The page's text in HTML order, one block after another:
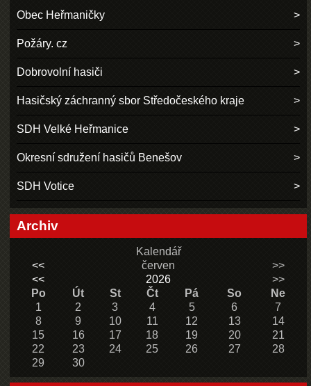
Obec Heřmaničky
Požáry. cz
Dobrovolní hasiči
Hasičský záchranný sbor Středočeského kraje
SDH Velké Heřmanice
Okresní sdružení hasičů Benešov
SDH Votice
Archiv
Kalendář
<<
červen
>>
<<
2026
>>
Po
Út St Čt Pá So
Ne
1
2 3 4 5 6
7
8
9 10 11 12 13
14
15
16 17 18 19 20
21
22
23 24 25 26 27
28
29
30